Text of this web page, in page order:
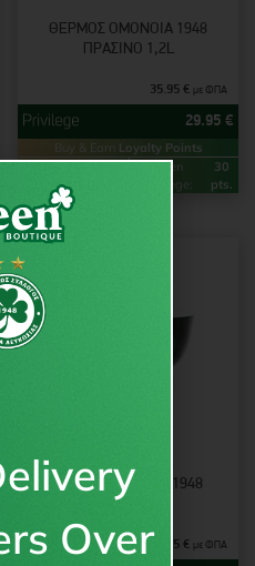
ΘΈΡΜΟΣ ΟΜΟΝΟΙΑ 1948
ΠΡΆΣΙΝΟ 1,2L
35.95 € με ΦΠΑ
29.95 €
Buy & Earn Loyalty Points
Gold
Privilege:
60
Green
Privilege:
30
pts.
ΜΠΟΛ ΟΜΟΝΟΙΑΣ 1948
ΠΡΆΣΙΝΟ
15.95 € με ΦΠΑ
Over